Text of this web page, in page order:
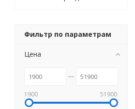
Фильтр по параметрам
Цена
1900 51900